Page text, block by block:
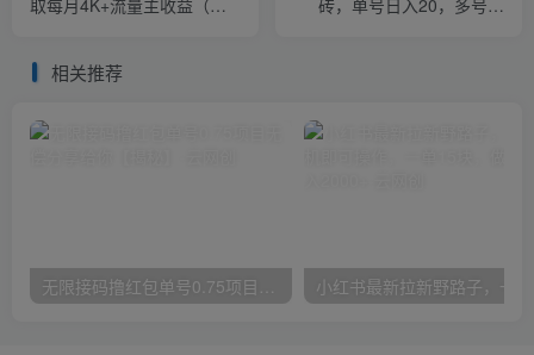
取每月4K+流量主收益（工
砖，单号日入20，多号多
相关推荐
无限接码撸红包单号0.75项目无偿分享给你【揭秘】